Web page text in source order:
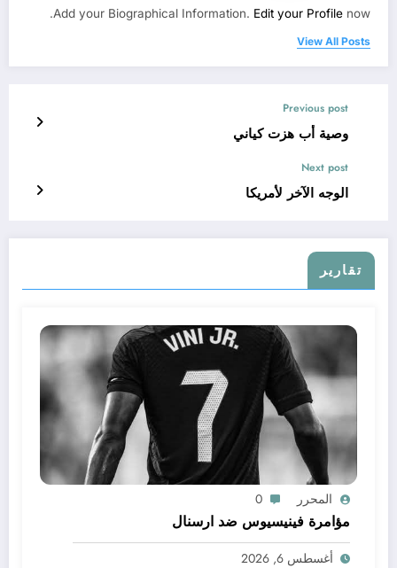
Add your Biographical Information. Edit your Profile now.
View All Posts
Previous post
وصية أب هزت كياني
Next post
الوجه الآخر لأمريكا
تقارير
المحرر 0
مؤامرة فينيسيوس ضد ارسنال
أغسطس 6, 2026